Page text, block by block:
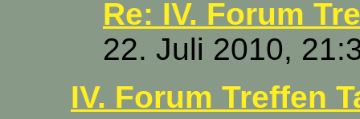
Re: IV. Forum
22. Juli 2010,
IV. Forum Treffen